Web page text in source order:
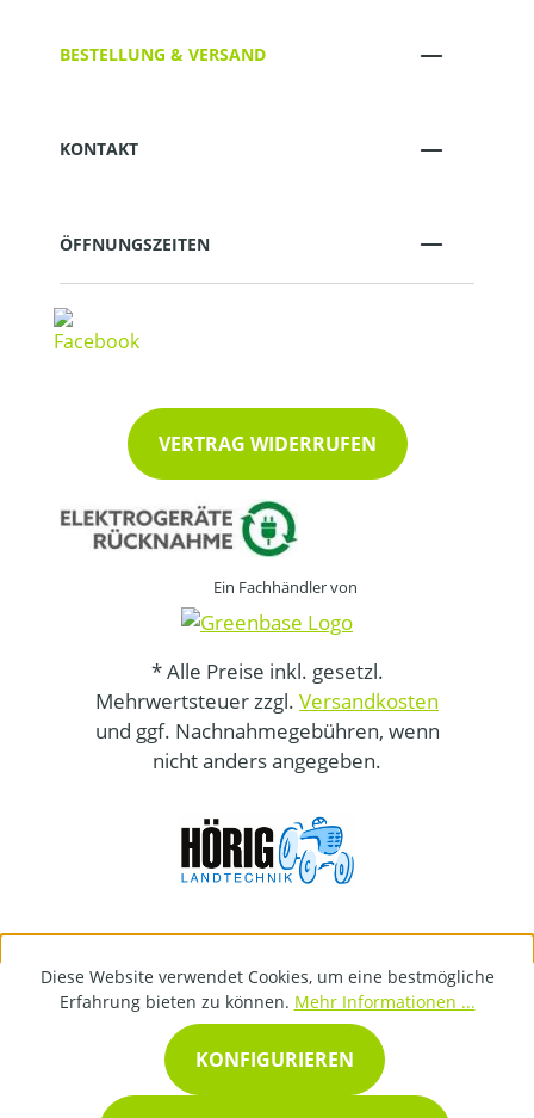
BESTELLUNG & VERSAND
KONTAKT
ÖFFNUNGSZEITEN
VERTRAG WIDERRUFEN
Ein Fachhändler von
* Alle Preise inkl. gesetzl.
Mehrwertsteuer zzgl. Versandkosten
und ggf. Nachnahmegebühren, wenn
nicht anders angegeben.
Diese Website verwendet Cookies, um eine bestmögliche
Erfahrung bieten zu können. Mehr Informationen ...
KONFIGURIEREN